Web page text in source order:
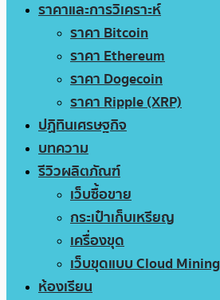
ราคาและการวิเคราะห์
ราคา Bitcoin
ราคา Ethereum
ราคา Dogecoin
ราคา Ripple (XRP)
ปฏิทินเศรษฐกิจ
บทความ
รีวิวผลิตภัณฑ์
เว็บซื้อขาย
กระเป๋าเก็บเหรียญ
เครื่องขุด
เว็บขุดแบบ Cloud Mining
ห้องเรียน